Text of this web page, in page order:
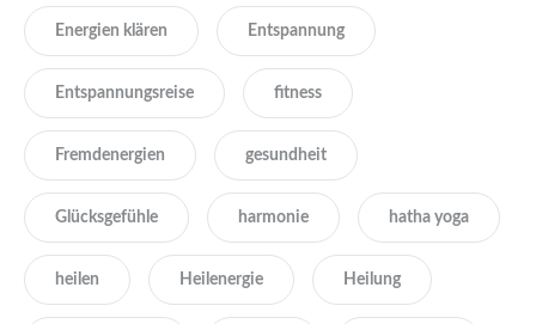
Energien klären Entspannung
Entspannungsreise fitness
Fremdenergien gesundheit
Glücksgefühle harmonie hatha yoga
heilen Heilenergie Heilung